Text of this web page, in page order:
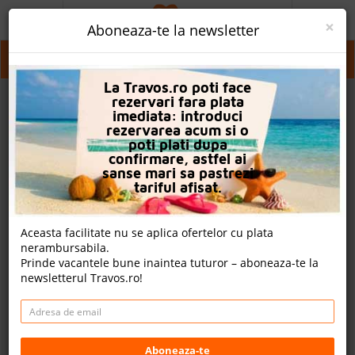
Kavala City (kavala)
PROMO
CAUTA REZERVARE
OFERTA PERSONALIZATA
DESPRE NOI
LOGIN
CAZARE
CHARTER AVION
CAZARE + AUTOCAR
CONTACT
×
Aboneaza-te la newsletter
La Travos.ro poti face
rezervari fara plata
imediata: introduci
rezervarea acum si o
poti plati dupa
confirmare, astfel ai
sanse mari sa pastrezi
tariful afisat.
Aceasta facilitate nu se aplica ofertelor cu plata
nerambursabila.
Prinde vacantele bune inaintea tuturor – aboneaza-te la
newsletterul Travos.ro!
Aboneaza-te